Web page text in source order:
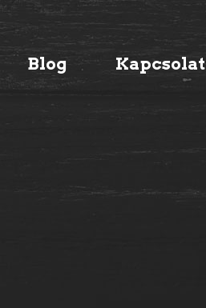
Blog Kapcsolat